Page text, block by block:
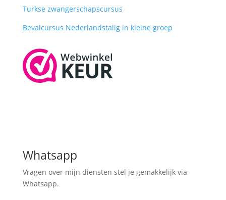
Turkse zwangerschapscursus
Bevalcursus Nederlandstalig in kleine groep
Whatsapp
Vragen over mijn diensten stel je gemakkelijk via
Whatsapp.